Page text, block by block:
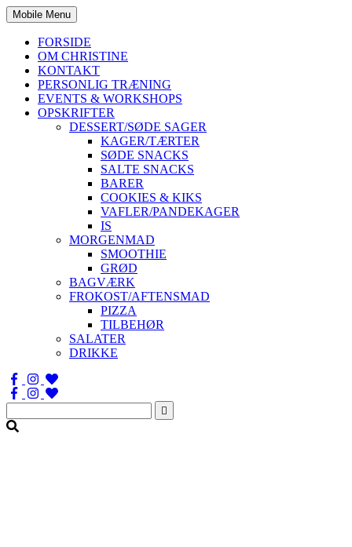
Mobile Menu
FORSIDE
OM CHRISTINE
KONTAKT
PERSONLIG TRÆNING
EVENTS & WORKSHOPS
OPSKRIFTER
DESSERT/SØDE SAGER
KAGER/TÆRTER
SØDE SNACKS
SALTE SNACKS
BARER
COOKIES & KIKS
VAFLER/PANDEKAGER
IS
MORGENMAD
SMOOTHIE
GRØD
BAGVÆRK
FROKOST/AFTENSMAD
PIZZA
TILBEHØR
SALATER
DRIKKE
Søg
efter: